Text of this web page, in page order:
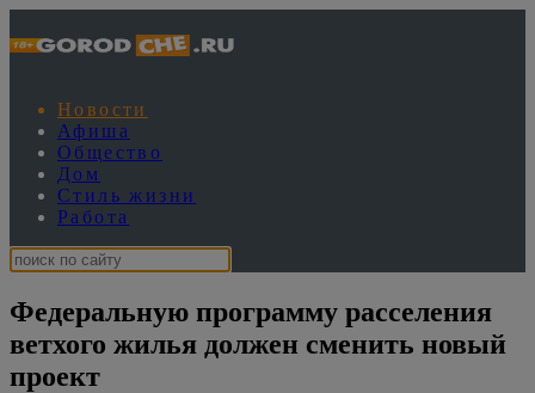
Новости
Афиша
Общество
Дом
Стиль жизни
Работа
Федеральную программу расселения
ветхого жилья должен сменить новый
проект